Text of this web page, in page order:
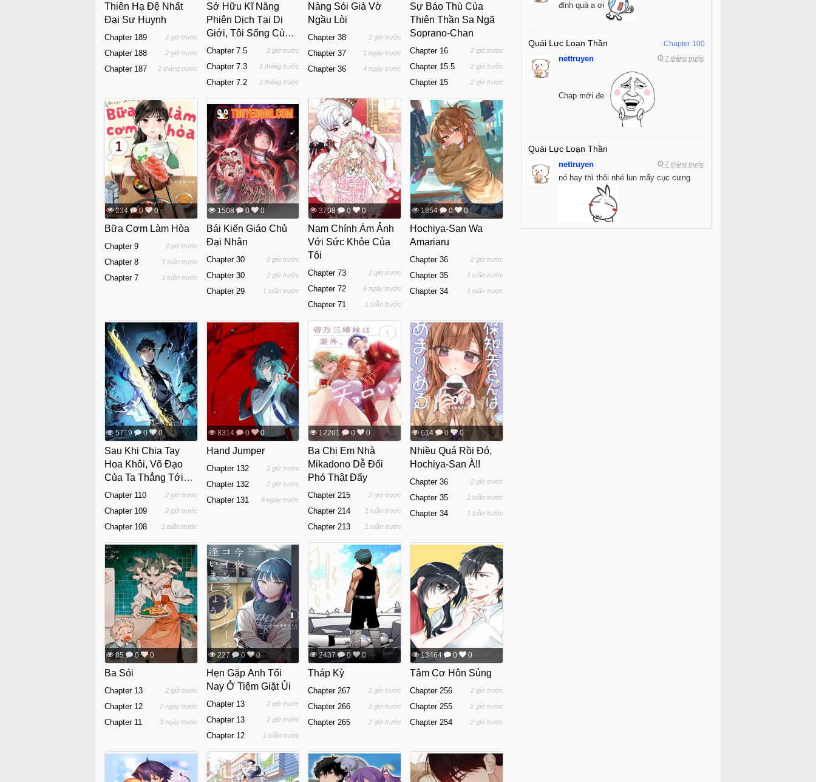
Thiên Hạ Đệ Nhất
Đại Sư Huynh
Chapter 189 2 giờ trước
Chapter 188 2 giờ trước
Chapter 187 2 tháng trước
Sở Hữu Kĩ Năng
Phiên Dịch Tại Dị
Giới, Tôi Sống Cùng
Các Nàng Quái Vật
Chapter 7.5 2 giờ trước
Chapter 7.3 1 tháng trước
Chapter 7.2 2 tháng trước
Nàng Sói Giả Vờ
Ngầu Lòi
Chapter 38 2 giờ trước
Chapter 37 1 ngày trước
Chapter 36 4 ngày trước
Sự Báo Thù Của
Thiên Thần Sa Ngã
Soprano-Chan
Chapter 16 2 giờ trước
Chapter 15.5 2 giờ trước
Chapter 15 2 giờ trước
234 0 0
Bữa Cơm Làm Hòa
Chapter 9 2 giờ trước
Chapter 8 3 tuần trước
Chapter 7 3 tuần trước
1508 0 0
Bái Kiến Giáo Chủ
Đại Nhân
Chapter 30 2 giờ trước
Chapter 30 2 giờ trước
Chapter 29 1 tuần trước
3708 0 0
Nam Chính Ám Ảnh
Với Sức Khỏe Của
Tôi
Chapter 73 2 giờ trước
Chapter 72 6 ngày trước
Chapter 71 1 tuần trước
1854 0 0
Hochiya-San Wa
Amariaru
Chapter 36 2 giờ trước
Chapter 35 1 tuần trước
Chapter 34 1 tuần trước
5719 0 0
Sau Khi Chia Tay
Hoa Khôi, Võ Đạo
Của Ta Thẳng Tới
Cấp Thần
Chapter 110 2 giờ trước
Chapter 109 2 giờ trước
Chapter 108 1 tuần trước
8314 0 0
Hand Jumper
Chapter 132 2 giờ trước
Chapter 132 2 giờ trước
Chapter 131 6 ngày trước
12201 0 0
Ba Chị Em Nhà
Mikadono Dễ Đối
Phó Thật Đấy
Chapter 215 2 giờ trước
Chapter 214 1 tuần trước
Chapter 213 1 tuần trước
614 0 0
Nhiều Quá Rồi Đó,
Hochiya-San À!!
Chapter 36 2 giờ trước
Chapter 35 1 tuần trước
Chapter 34 1 tuần trước
85 0 0
Ba Sói
Chapter 13 2 giờ trước
Chapter 12 2 ngày trước
Chapter 11 3 ngày trước
227 0 0
Hẹn Gặp Anh Tối
Nay Ở Tiệm Giặt Ủi
Chapter 13 2 giờ trước
Chapter 13 2 giờ trước
Chapter 12 1 tuần trước
2437 0 0
Tháp Kỳ
Chapter 267 2 giờ trước
Chapter 266 2 giờ trước
Chapter 265 2 giờ trước
13464 0 0
Tâm Cơ Hôn Sủng
Chapter 256 2 giờ trước
Chapter 255 2 giờ trước
Chapter 254 2 giờ trước
đỉnh quá a ơi
Quái Lực Loạn Thần Chapter 100
nettruyen 7 tháng trước
Chap mới đe
Quái Lực Loạn Thần
nettruyen 7 tháng trước
nó hay thì thôi nhé lun mấy cục cưng